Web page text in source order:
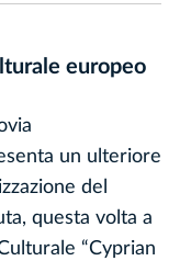
europeo
un ulteriore
del
questa volta a
“Cyprian